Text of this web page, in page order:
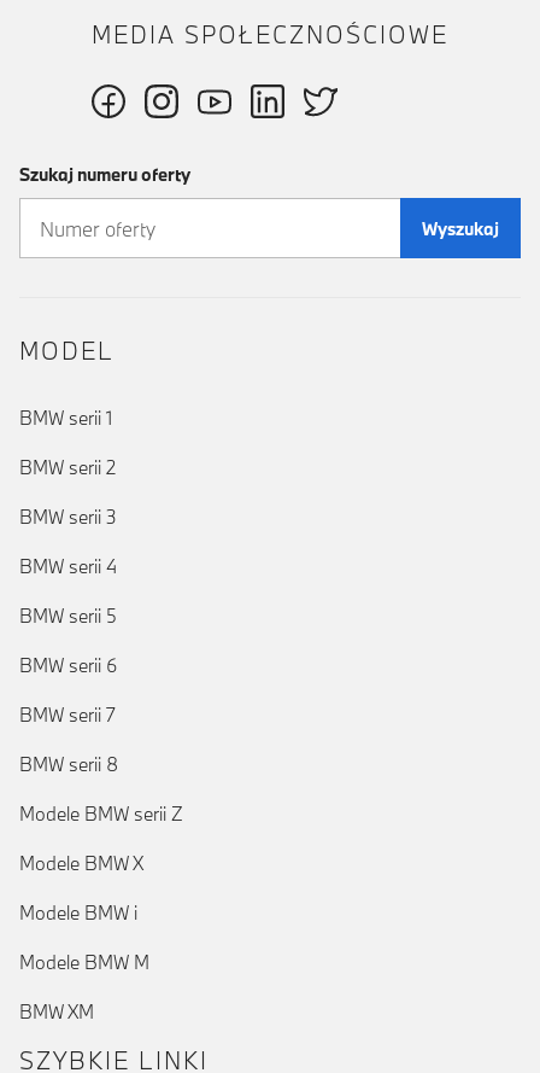
MEDIA SPOŁECZNOŚCIOWE
Szukaj numeru oferty
Wyszukaj
MODEL
BMW serii 1
BMW serii 2
BMW serii 3
BMW serii 4
BMW serii 5
BMW serii 6
BMW serii 7
BMW serii 8
Modele BMW serii Z
Modele BMW X
Modele BMW i
Modele BMW M
BMW XM
SZYBKIE LINKI